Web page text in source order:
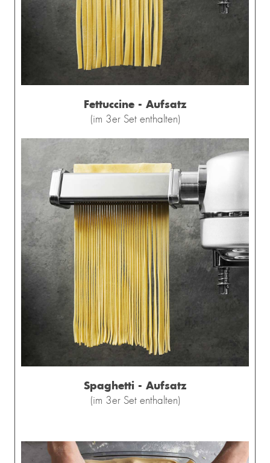
Fettuccine - Aufsatz
(im 3er Set enthalten)
Spaghetti - Aufsatz
(im 3er Set enthalten)